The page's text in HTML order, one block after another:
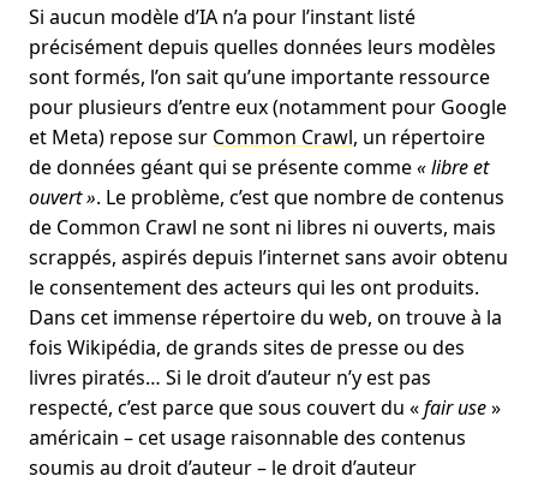
Si aucun modèle d’IA n’a pour l’instant listé
précisément depuis quelles données leurs modèles
sont formés, l’on sait qu’une importante ressource
pour plusieurs d’entre eux (notamment pour Google
et Meta) repose sur Common Crawl, un répertoire
de données géant qui se présente comme« libre et
ouvert ». Le problème, c’est que nombre de contenus
de Common Crawl ne sont ni libres ni ouverts, mais
scrappés, aspirés depuis l’internet sans avoir obtenu
le consentement des acteurs qui les ont produits.
Dans cet immense répertoire du web, on trouve à la
fois Wikipédia, de grands sites de presse ou des
livres piratés… Si le droit d’auteur n’y est pas
respecté, c’est parce que sous couvert du «fair use»
américain – cet usage raisonnable des contenus
soumis au droit d’auteur – le droit d’auteur